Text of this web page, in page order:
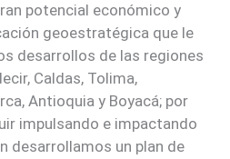
potencial económico y
geoestratégica que le
desarrollos de las regiones
Caldas, Tolima,
Antioquia y Boyacá; por
impulsando e impactando
desarrollamos un plan de